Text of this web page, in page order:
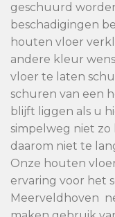
geschuurd
beschadigingen
houten vloer
andere kleur
vloer te laten
schuren van een
blijft liggen als u
simpelweg niet zo
daarom niet te
Onze houten
ervaring voor het
Meerveldhoven